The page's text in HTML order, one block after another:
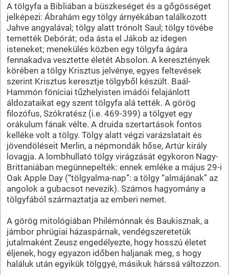
A tölgyfa a Bibliában a büszkeséget és a gőgösséget
jelképezi: Ábrahám egy tölgy árnyékában találkozott
Jahve angyalával; tölgy alatt trónolt Saul; tölgy tövébe
temették Debórát; oda ásta el Jákob az idegen
isteneket; menekülés közben egy tölgyfa ágára
fennakadva vesztette életét Absolon. A keresztények
körében a tölgy Krisztus jelvénye, egyes feltevések
szerint Krisztus keresztje tölgyből készült. Baál-
Hammón föníciai tűzhelyisten imádói felajánlott
áldozataikat egy szent tölgyfa alá tették. A görög
filozófus, Szókratész (i.e. 469-399) a tölgyet egy
orákulum fának vélte. A druida szertartások fontos
kelléke volt a tölgy. Tölgy alatt végzi varázslatait és
jövendöléseit Merlin, a népmondák hőse, Artúr király
lovagja. A lombhullató tölgy virágzását egykoron Nagy-
Brittaniában megünnepelték: ennek emléke a május 29-i
Oak Apple Day (“tölgyalma-nap”: a tölgy “almájának” az
angolok a gubacsot nevezik). Számos hagyomány a
tölgyfából származtatja az emberi nemet.
A görög mitológiában Philémónnak és Baukisznak, a
jámbor phrügiai házaspárnak, vendégszeretetük
jutalmaként Zeusz engedélyezte, hogy hosszú életet
éljenek, hogy egyazon időben haljanak meg, s hogy
haláluk után egyikük tölggyé, másikuk hárssá változzon.